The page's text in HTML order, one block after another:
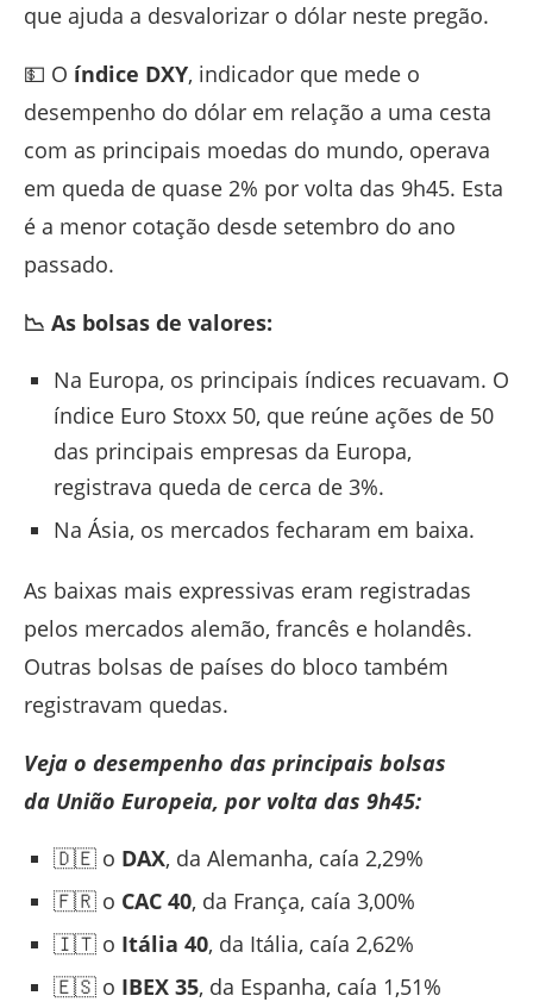
que ajuda a desvalorizar o dólar neste pregão.
💵 O índice DXY, indicador que mede o
desempenho do dólar em relação a uma cesta
com as principais moedas do mundo, operava
em queda de quase 2% por volta das 9h45. Esta
é a menor cotação desde setembro do ano
passado.
📉 As bolsas de valores:
Na Europa, os principais índices recuavam. O
índice Euro Stoxx 50, que reúne ações de 50
das principais empresas da Europa,
registrava queda de cerca de 3%.
Na Ásia, os mercados fecharam em baixa.
As baixas mais expressivas eram registradas
pelos mercados alemão, francês e holandês.
Outras bolsas de países do bloco também
registravam quedas.
Veja o desempenho das principais bolsas
da União Europeia, por volta das 9h45:
🇩🇪 o DAX, da Alemanha, caía 2,29%
🇫🇷 o CAC 40, da França, caía 3,00%
🇮🇹 o Itália 40, da Itália, caía 2,62%
🇪🇸 o IBEX 35, da Espanha, caía 1,51%